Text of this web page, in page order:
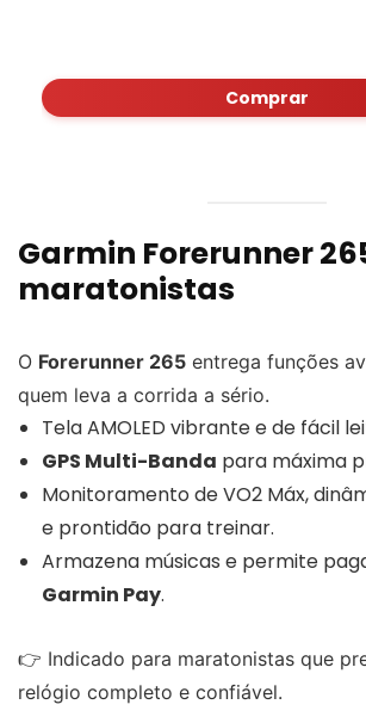
Comprar
Garmin Forerunner
maratonistas
O Forerunner 265 entrega funções
quem leva a corrida a sério.
Tela AMOLED vibrante e de fácil
GPS Multi-Banda para máxima
Monitoramento de VO2 Máx,
e prontidão para treinar.
Armazena músicas e permite
Garmin Pay.
👉 Indicado para maratonistas que
relógio completo e confiável.